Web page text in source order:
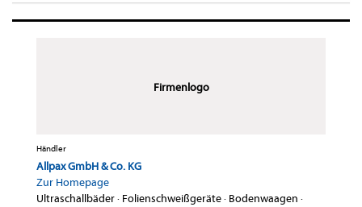
Firmenlogo
Händler
Allpax GmbH & Co. KG
Zur Homepage
Ultraschallbäder· Folienschweißgeräte· Bodenwaagen ·